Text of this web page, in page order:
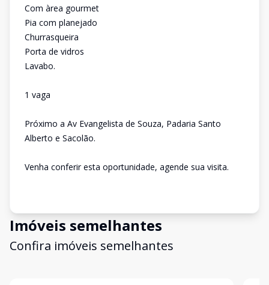
Com àrea gourmet
Pia com planejado
Churrasqueira
Porta de vidros
Lavabo.
1 vaga
Próximo a Av Evangelista de Souza, Padaria Santo
Alberto e Sacolão.
Venha conferir esta oportunidade, agende sua visita.
Imóveis semelhantes
Confira imóveis semelhantes